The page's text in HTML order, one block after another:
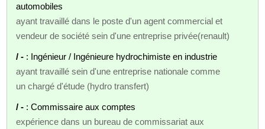
automobiles
ayant travaillé dans le poste d'un agent commercial et
vendeur de société sein d'une entreprise privée(renault)
/ - : Ingénieur / Ingénieure hydrochimiste en industrie
ayant travaillé sein d'une entreprise nationale comme
un chargé d'étude (hydro transfert)
/ - : Commissaire aux comptes
expérience dans un bureau de commissariat aux